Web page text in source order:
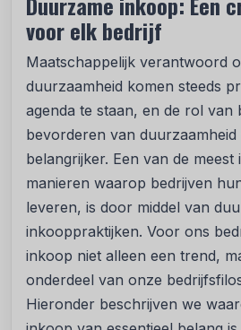
voor elk bedrijf
Maatschappelijk verantwoord
duurzaamheid komen steeds
agenda te staan, en de rol van
bevorderen van duurzaamheid
belangrijker. Een van de meest
manieren waarop bedrijven
leveren, is door middel van
inkooppraktijken. Voor ons
inkoop niet alleen een trend,
onderdeel van onze
Hieronder beschrijven we